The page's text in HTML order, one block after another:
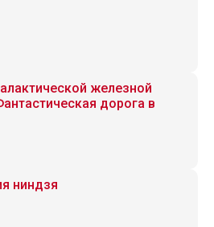
железной
дорога в
ниндзя